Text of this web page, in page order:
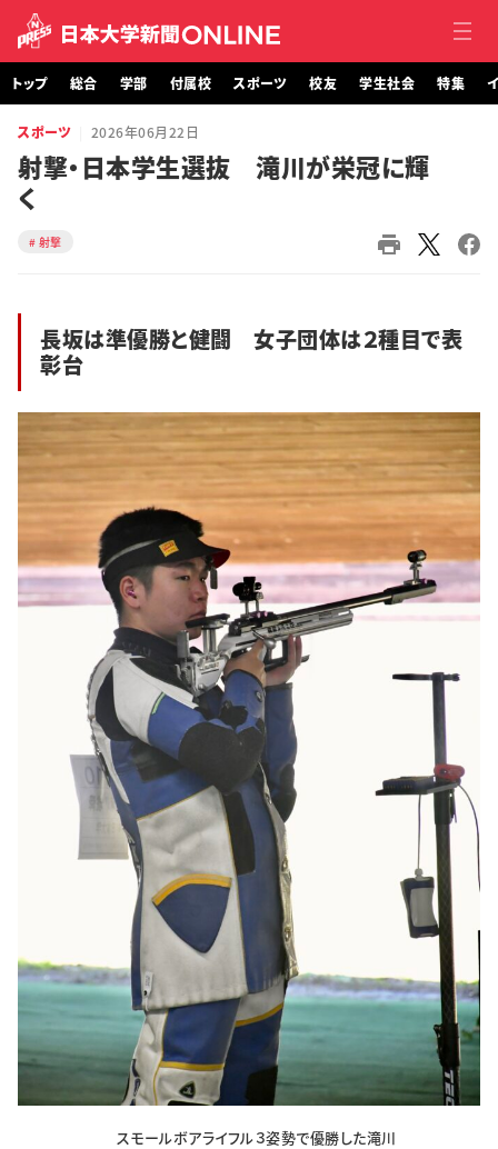
トップ
学部・大学院
スポーツ
校友
学生社会
特集・企画
イベント
購読 日大文芸賞
学生記者募集
トップ 総合 学部 付属校 スポーツ 校友 学生社会 特集
スポーツ 2026年06月22日
射撃・日本学生選抜 滝川が栄冠に輝
く
射撃
長坂は準優勝と健闘 女子団体は２種目で表
彰台
スモールボアライフル３姿勢で優勝した滝川